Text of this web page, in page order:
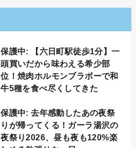
保護中: 【六日町駅徒歩1分】一
頭買いだから味わえる希少部
位！焼肉ホルモンブラボーで和
牛5種を食べ尽くしてきた
保護中: 去年感動したあの夜祭
りが帰ってくる！ガーラ湯沢の
夜祭り2026、昼も夜も120%楽